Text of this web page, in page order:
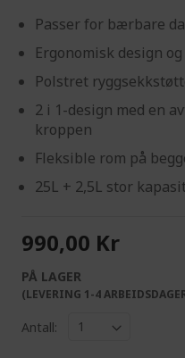
Passer for bærbare
Ergonomisk design
Polstret
2 i 1-design med en
kroppen
Fleksible rom på
25L + 2,5L stor
990,00 Kr
PÅ LAGER
(LEVERING 1-4
Antall: